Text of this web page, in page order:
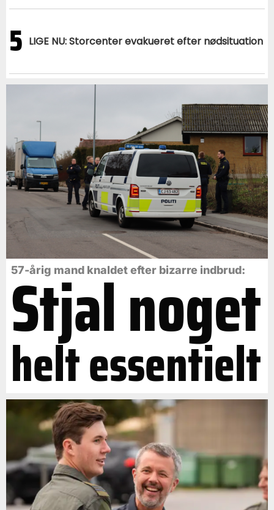
5 LIGE NU: Storcenter evakueret efter nødsituation
57-årig mand knaldet efter bizarre indbrud:
Stjal noget
helt essentielt